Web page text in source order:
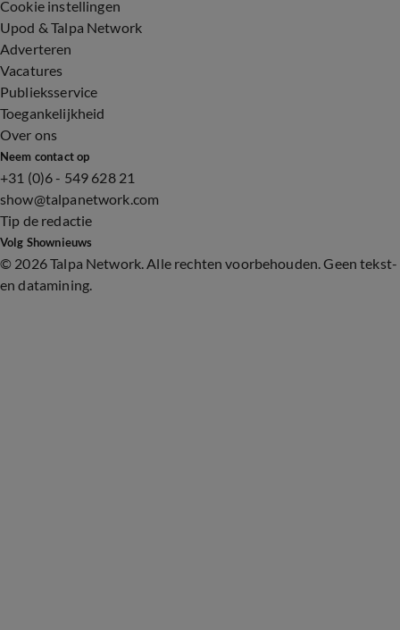
Cookie instellingen
Upod & Talpa Network
Adverteren
Vacatures
Publieksservice
Toegankelijkheid
Over ons
Neem contact op
+31 (0)6 - 549 628 21
show@talpanetwork.com
Tip de redactie
Volg Shownieuws
© 2026 Talpa Network. Alle rechten voorbehouden. Geen tekst-
en datamining.